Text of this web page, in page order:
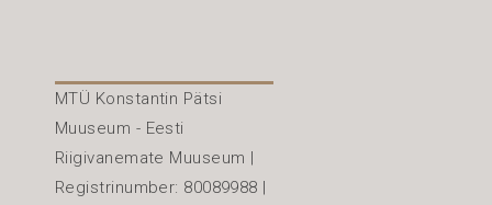
MTÜ Konstantin Pätsi
Muuseum - Eesti
Riigivanemate Muuseum |
Registrinumber: 80089988 |